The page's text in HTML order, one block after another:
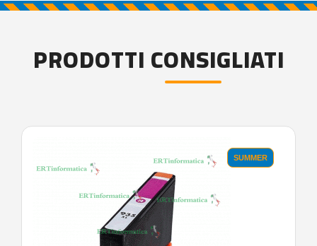
PRODOTTI CONSIGLIATI
SUMMER